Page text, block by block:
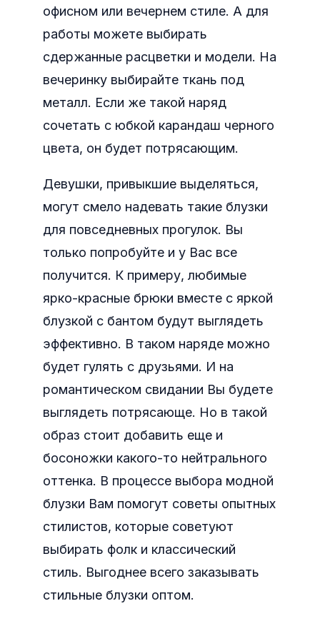
офисном или вечернем стиле. А для
работы можете выбирать
сдержанные расцветки и модели. На
вечеринку выбирайте ткань под
металл. Если же такой наряд
сочетать с юбкой карандаш черного
цвета, он будет потрясающим.
Девушки, привыкшие выделяться,
могут смело надевать такие блузки
для повседневных прогулок. Вы
только попробуйте и у Вас все
получится. К примеру, любимые
ярко-красные брюки вместе с яркой
блузкой с бантом будут выглядеть
эффективно. В таком наряде можно
будет гулять с друзьями. И на
романтическом свидании Вы будете
выглядеть потрясающе. Но в такой
образ стоит добавить еще и
босоножки какого-то нейтрального
оттенка. В процессе выбора модной
блузки Вам помогут советы опытных
стилистов, которые советуют
выбирать фолк и классический
стиль. Выгоднее всего заказывать
стильные блузки оптом.